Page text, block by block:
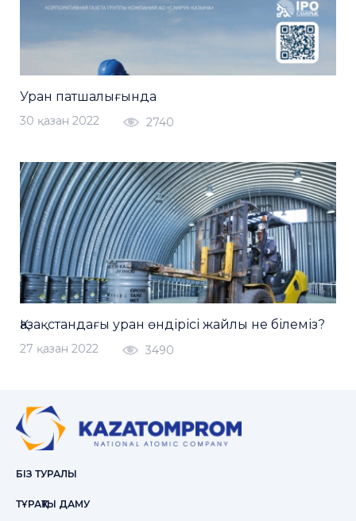
Уран патшалығында
30 қазан 2022 2740
Қазақстандағы уран өндірісі жайлы не білеміз?
27 қазан 2022 3490
БІЗ ТУРАЛЫ
ТҰРАҚТЫ ДАМУ